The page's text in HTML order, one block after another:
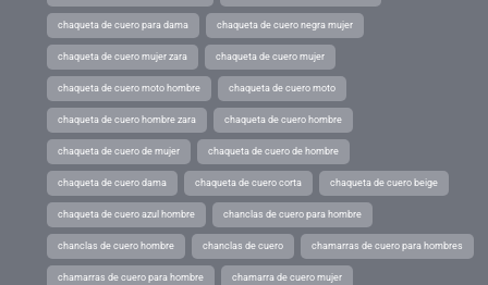
chaqueta de cuero para dama chaqueta de cuero negra mujer
chaqueta de cuero mujer zara chaqueta de cuero mujer
chaqueta de cuero moto hombre chaqueta de cuero moto
chaqueta de cuero hombre zara chaqueta de cuero hombre
chaqueta de cuero de mujer chaqueta de cuero de hombre
chaqueta de cuero dama chaqueta de cuero corta chaqueta de cuero beige
chaqueta de cuero azul hombre chanclas de cuero para hombre
chanclas de cuero hombre chanclas de cuero chamarras de cuero para hombres
chamarras de cuero para hombre chamarra de cuero mujer